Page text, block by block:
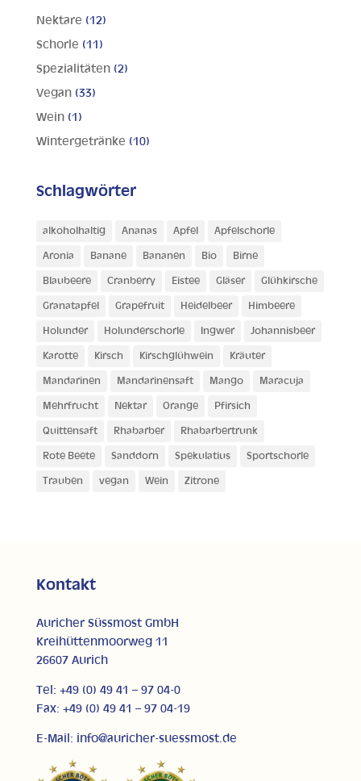
Nektare (12)
Schorle (11)
Spezialitäten (2)
Vegan (33)
Wein (1)
Wintergetränke (10)
Schlagwörter
alkoholhaltig Ananas Apfel Apfelschorle
Aronia Banane Bananen Bio Birne
Blaubeere Cranberry Eistee Gläser Glühkirsche
Granatapfel Grapefruit Heidelbeer Himbeere
Holunder Holunderschorle Ingwer Johannisbeer
Karotte Kirsch Kirschglühwein Kräuter
Mandarinen Mandarinensaft Mango Maracuja
Mehrfrucht Nektar Orange Pfirsich
Quittensaft Rhabarber Rhabarbertrunk
Rote Beete Sanddorn Spekulatius Sportschorle
Trauben vegan Wein Zitrone
Kontakt
Auricher Süssmost GmbH
Kreihüttenmoorweg 11
26607 Aurich
Tel: +49 (0) 49 41 – 97 04-0
Fax: +49 (0) 49 41 – 97 04-19
E-Mail: info@auricher-suessmost.de